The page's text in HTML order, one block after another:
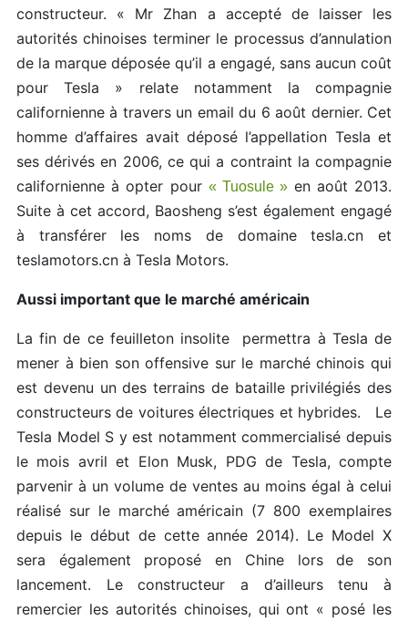
constructeur. « Mr Zhan a accepté de laisser les
autorités chinoises terminer le processus d’annulation
de la marque déposée qu’il a engagé, sans aucun coût
pour Tesla » relate notamment la compagnie
californienne à travers un email du 6 août dernier. Cet
homme d’affaires avait déposé l’appellation Tesla et
ses dérivés en 2006, ce qui a contraint la compagnie
californienne à opter pour « Tuosule » en août 2013.
Suite à cet accord, Baosheng s’est également engagé
à transférer les noms de domaine tesla.cn et
teslamotors.cn à Tesla Motors.
Aussi important que le marché américain
La fin de ce feuilleton insolite permettra à Tesla de
mener à bien son offensive sur le marché chinois qui
est devenu un des terrains de bataille privilégiés des
constructeurs de voitures électriques et hybrides. Le
Tesla Model S y est notamment commercialisé depuis
le mois avril et Elon Musk, PDG de Tesla, compte
parvenir à un volume de ventes au moins égal à celui
réalisé sur le marché américain (7 800 exemplaires
depuis le début de cette année 2014). Le Model X
sera également proposé en Chine lors de son
lancement. Le constructeur a d’ailleurs tenu à
remercier les autorités chinoises, qui ont « posé les